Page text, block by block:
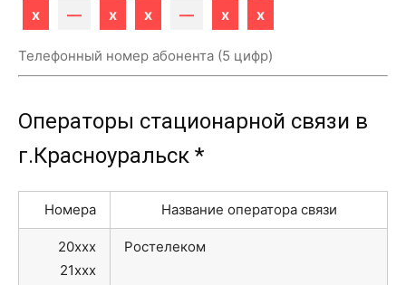
x — x x — x x
Телефонный номер абонента (5 цифр)
Операторы стационарной связи в
г.Красноуральск *
Номера Название оператора связи
20xxx
21xxx
Ростелеком